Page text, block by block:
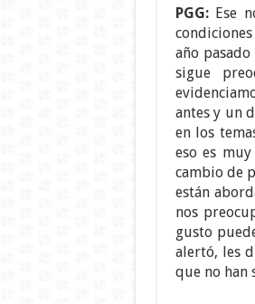
PGG: Ese
año
sigue
antes y un
en los
eso es
cambio de
están
nos
gusto
alertó, les
que no han